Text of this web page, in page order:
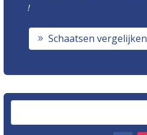
!
Schaatsen vergelijken